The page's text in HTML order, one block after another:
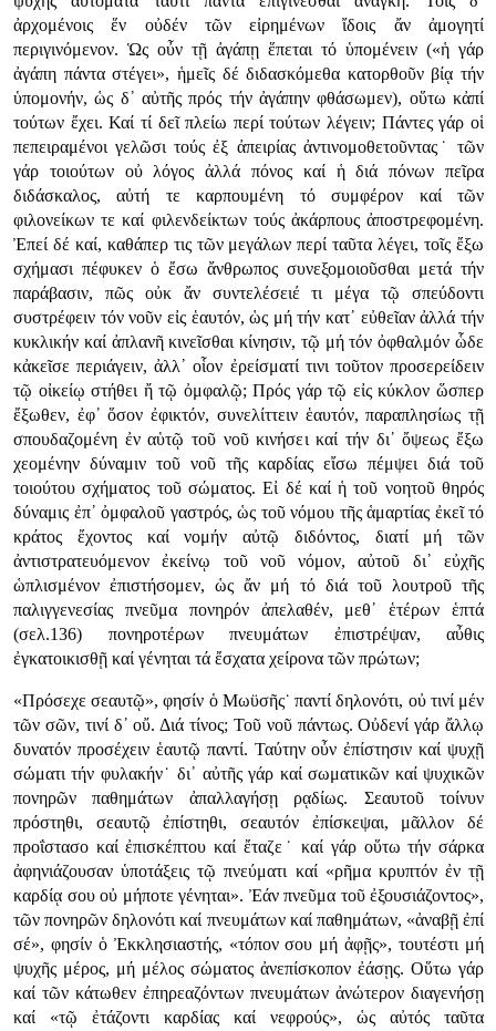
ἀρχομένοις ἕν οὐδέν τῶν εἰρημένων ἴδοις ἄν ἀμογητί
περιγινόμενον. Ὡς οὖν τῇ ἀγάπῃ ἕπεται τό ὑπομένειν («ἡ γάρ
ἀγάπη πάντα στέγει», ἡμεῖς δέ διδασκόμεθα κατορθοῦν βίᾳ τήν
ὑπομονήν, ὡς δ᾿ αὐτῆς πρός τήν ἀγάπην φθάσωμεν), οὕτω κἀπί
τούτων ἔχει. Καί τί δεῖ πλείω περί τούτων λέγειν; Πάντες γάρ οἱ
πεπειραμένοι γελῶσι τούς ἐξ ἀπειρίας ἀντινομοθετοῦντας˙ τῶν
γάρ τοιούτων οὐ λόγος ἀλλά πόνος καί ἡ διά πόνων πεῖρα
διδάσκαλος, αὐτή τε καρπουμένη τό συμφέρον καί τῶν
φιλονείκων τε καί φιλενδείκτων τούς ἀκάρπους ἀποστρεφομένη.
Ἐπεί δέ καί, καθάπερ τις τῶν μεγάλων περί ταῦτα λέγει, τοῖς ἔξω
σχήμασι πέφυκεν ὁ ἔσω ἄνθρωπος συνεξομοιοῦσθαι μετά τήν
παράβασιν, πῶς οὐκ ἄν συντελέσειέ τι μέγα τῷ σπεύδοντι
συστρέφειν τόν νοῦν εἰς ἑαυτόν, ὡς μή τήν κατ᾿ εὐθεῖαν ἀλλά τήν
κυκλικήν καί ἀπλανῆ κινεῖσθαι κίνησιν, τῷ μή τόν ὀφθαλμόν ὧδε
κἀκεῖσε περιάγειν, ἀλλ᾿ οἷον ἐρείσματί τινι τοῦτον προσερείδειν
τῷ οἰκείῳ στήθει ἤ τῷ ὀμφαλῷ; Πρός γάρ τῷ εἰς κύκλον ὥσπερ
ἔξωθεν, ἐφ᾿ ὅσον ἐφικτόν, συνελίττειν ἑαυτόν, παραπλησίως τῇ
σπουδαζομένη ἐν αὑτῷ τοῦ νοῦ κινήσει καί τήν δι᾿ ὄψεως ἔξω
χεομένην δύναμιν τοῦ νοῦ τῆς καρδίας εἴσω πέμψει διά τοῦ
τοιούτου σχήματος τοῦ σώματος. Εἰ δέ καί ἡ τοῦ νοητοῦ θηρός
δύναμις ἐπ᾿ ὀμφαλοῦ γαστρός, ὡς τοῦ νόμου τῆς ἁμαρτίας ἐκεῖ τό
κράτος ἔχοντος καί νομήν αὐτῷ διδόντος, διατί μή τῶν
ἀντιστρατευόμενον ἐκείνῳ τοῦ νοῦ νόμον, αὐτοῦ δι᾿ εὐχῆς
ὡπλισμένον ἐπιστήσομεν, ὡς ἄν μή τό διά τοῦ λουτροῦ τῆς
παλιγγενεσίας πνεῦμα πονηρόν ἀπελαθέν, μεθ᾿ ἑτέρων ἑπτά
(σελ.136) πονηροτέρων πνευμάτων ἐπιστρέψαν, αὖθις
ἐγκατοικισθῇ καί γένηται τά ἔσχατα χείρονα τῶν πρώτων;
«Πρόσεχε σεαυτῷ», φησίν ὁ Μωϋσῆς˙ παντί δηλονότι, οὐ τινί μέν
τῶν σῶν, τινί δ᾿ οὔ. Διά τίνος; Τοῦ νοῦ πάντως. Οὐδενί γάρ ἄλλῳ
δυνατόν προσέχειν ἑαυτῷ παντί. Ταύτην οὖν ἐπίστησιν καί ψυχῇ
σώματι τήν φυλακήν˙ δι᾿ αὐτῆς γάρ καί σωματικῶν καί ψυχικῶν
πονηρῶν παθημάτων ἀπαλλαγήσῃ ρᾳδίως. Σεαυτοῦ τοίνυν
πρόστηθι, σεαυτῷ ἐπίστηθι, σεαυτόν ἐπίσκεψαι, μᾶλλον δέ
προΐστασο καί ἐπισκέπτου καί ἔταζε˙ καί γάρ οὕτω τήν σάρκα
ἀφηνιάζουσαν ὑποτάξεις τῷ πνεύματι καί «ρῆμα κρυπτόν ἐν τῇ
καρδίᾳ σου οὐ μήποτε γένηται». Ἐάν πνεῦμα τοῦ ἐξουσιάζοντος»,
τῶν πονηρῶν δηλονότι καί πνευμάτων καί παθημάτων, «ἀναβῇ ἐπί
σέ», φησίν ὁ Ἐκκλησιαστής, «τόπον σου μή ἀφῇς», τουτέστι μή
ψυχῆς μέρος, μή μέλος σώματος ἀνεπίσκοπον ἐάσῃς. Οὕτω γάρ
καί τῶν κάτωθεν ἐπηρεαζόντων πνευμάτων ἀνώτερον διαγενήσῃ
καί «τῷ ἐτάζοντι καρδίας καί νεφρούς», ὡς αὐτός ταῦτα